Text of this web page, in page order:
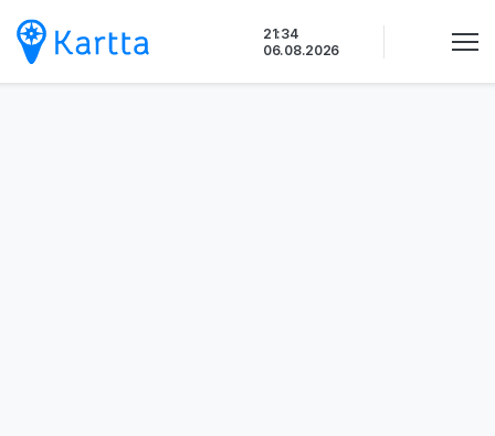
sisältöön
21:34
06.08.2026